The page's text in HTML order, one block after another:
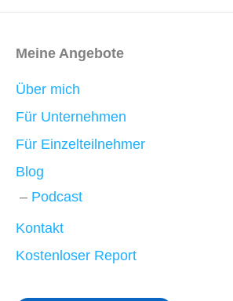
Meine Angebote
Über mich
Für Unternehmen
Für Einzelteilnehmer
Blog
Podcast
Kontakt
Kostenloser Report